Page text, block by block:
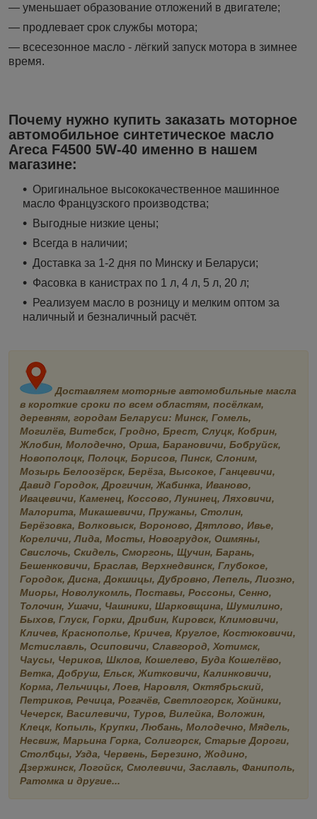
— уменьшает образование отложений в двигателе;
— продлевает срок службы мотора;
— всесезонное масло - лёгкий запуск мотора в зимнее
время.
Почему нужно купить заказать моторное
автомобильное синтетическое масло
Areca F4500 5W-40 именно в нашем
магазине:
Оригинальное высококачественное машинное
масло Французского производства;
Выгодные низкие цены;
Всегда в наличии;
Доставка за 1-2 дня по Минску и Беларуси;
Фасовка в канистрах по 1 л, 4 л, 5 л, 20 л;
Реализуем масло в розницу и мелким оптом за
наличный и безналичный расчёт.
Доставляем моторные автомобильные масла
в короткие сроки по всем областям, посёлкам,
деревням, городам Беларуси: Минск, Гомель,
Могилёв, Витебск, Гродно, Брест, Слуцк, Кобрин,
Жлобин, Молодечно, Орша, Барановичи, Бобруйск,
Новополоцк, Полоцк, Борисов, Пинск, Слоним,
Мозырь Белоозёрск, Берёза, Высокое, Ганцевичи,
Давид Городок, Дрогичин, Жабинка, Иваново,
Ивацевичи, Каменец, Коссово, Лунинец, Ляховичи,
Малорита, Микашевичи, Пружаны, Столин,
Берёзовка, Волковыск, Вороново, Дятлово, Ивье,
Кореличи, Лида, Мосты, Новогрудок, Ошмяны,
Свислочь, Скидель, Сморгонь, Щучин, Барань,
Бешенковичи, Браслав, Верхнедвинск, Глубокое,
Городок, Дисна, Докшицы, Дубровно, Лепель, Лиозно,
Миоры, Новолукомль, Поставы, Россоны, Сенно,
Толочин, Ушачи, Чашники, Шарковщина, Шумилино,
Быхов, Глуск, Горки, Дрибин, Кировск, Климовичи,
Кличев, Краснополье, Кричев, Круглое, Костюковичи,
Мстиславль, Осиповичи, Славгород, Хотимск,
Чаусы, Чериков, Шклов, Кошелево, Буда Кошелёво,
Ветка, Добруш, Ельск, Житковичи, Калинковичи,
Корма, Лельчицы, Лоев, Наровля, Октябрьский,
Петриков, Речица, Рогачёв, Светлогорск, Хойники,
Чечерск, Василевичи, Туров, Вилейка, Воложин,
Клецк, Копыль, Крупки, Любань, Молодечно, Мядель,
Несвиж, Марьина Горка, Солигорск, Старые Дороги,
Столбцы, Узда, Червень, Березино, Жодино,
Дзержинск, Логойск, Смолевичи, Заславль, Фаниполь,
Ратомка и другие...